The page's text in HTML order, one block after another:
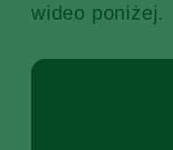
wideo poniżej.